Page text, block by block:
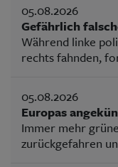
05.08.2026
Gefährlich
Während linke
rechts fahnden,
05.08.2026
Europas
Immer mehr
zurückgefahren